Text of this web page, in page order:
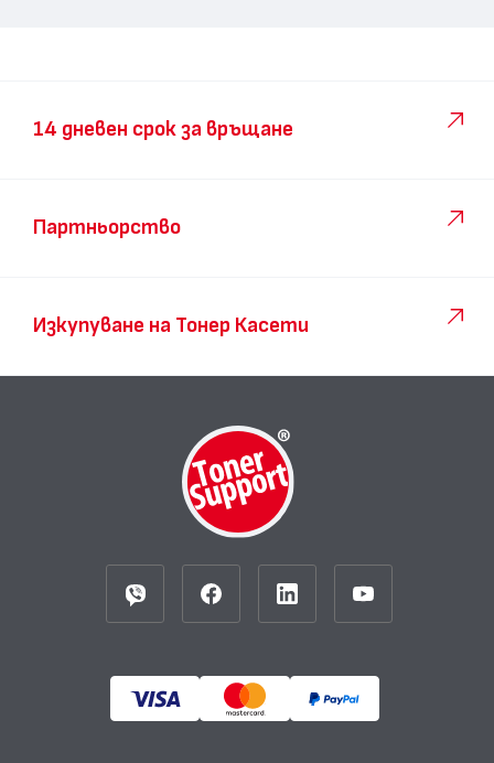
14 дневен срок за връщане
Партньорство
Изкупуване на Тонер Касети